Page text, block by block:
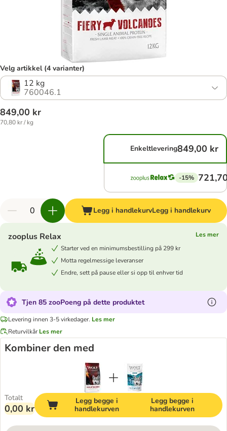
Velg artikkel (4 varianter)
12 kg
760046.1
849,00 kr
70,80 kr / kg
Enkeltlevering849,00 kr
-15%
Legg i handlekurvLegg i handlekurv
zooplus Relax
Les mer
Starter ved en minimumsbestilling på 299 kr
Motta regelmessige leveranser
Endre, sett på pause eller si opp til enhver tid
Tjen 85 zooPoeng på dette produktet
Levering innen 3-5 virkedager. Les mer
Returvilkår Les mer
Kombiner den med
Totalt
0,00 kr
Legg begge i
handlekurven
Legg begge i
handlekurven